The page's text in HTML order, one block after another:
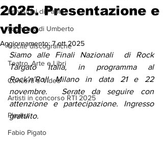
Le visioni di Paolo
I concerti di Umberto
Uscite discografiche
Teatro, Arte e Libri
Concerti e Video
Artisti in concorso RTI 2025
Playlist
Fabio Pigato
2025. Presentazione e
video
Aggiornamento:7 ott 2025
Siamo alle Finali Nazionali  di Rock
Targato Italia, in programma al
Rock'n'Roll Milano in data 21 e 22
novembre.  Serate da seguire con
attenzione e partecipazione. Ingresso
gratuito.